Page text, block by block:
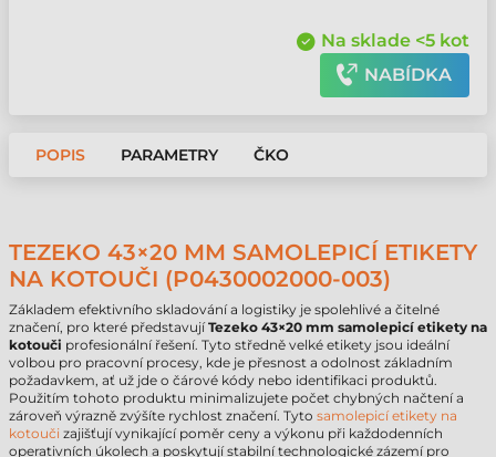
Na sklade <5 kot
NABÍDKA
POPIS PARAMETRY ČKO
TEZEKO 43×20 MM SAMOLEPICÍ ETIKETY
NA KOTOUČI (P0430002000-003)
Základem efektivního skladování a logistiky je spolehlivé a čitelné
značení, pro které představujíTezeko 43×20 mm samolepicí etikety na
kotouči profesionální řešení. Tyto středně velké etikety jsou ideální
volbou pro pracovní procesy, kde je přesnost a odolnost základním
požadavkem, ať už jde o čárové kódy nebo identifikaci produktů.
Použitím tohoto produktu minimalizujete počet chybných načtení a
zároveň výrazně zvýšíte rychlost značení. Tyto samolepicí etikety na
kotouči zajišťují vynikající poměr ceny a výkonu při každodenních
operativních úkolech a poskytují stabilní technologické zázemí pro